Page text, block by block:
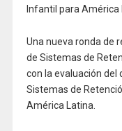
Infantil para América
Una nueva ronda de
de Sistemas de
con la evaluación del
Sistemas de
América Latina.